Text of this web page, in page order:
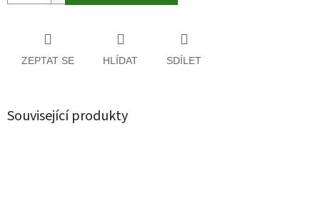
ZEPTAT SE HLÍDAT SDÍLET
Související produkty